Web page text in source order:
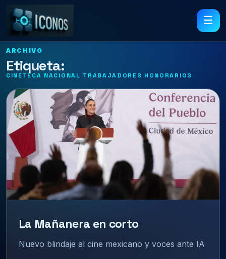
☰
ARCHIVO
Etiqueta:
CINETECA NACIONAL TRABAJADORES HONORARIOS
La Mañanera en corto
Nuevo blindaje al cine mexicano y voces ante IA